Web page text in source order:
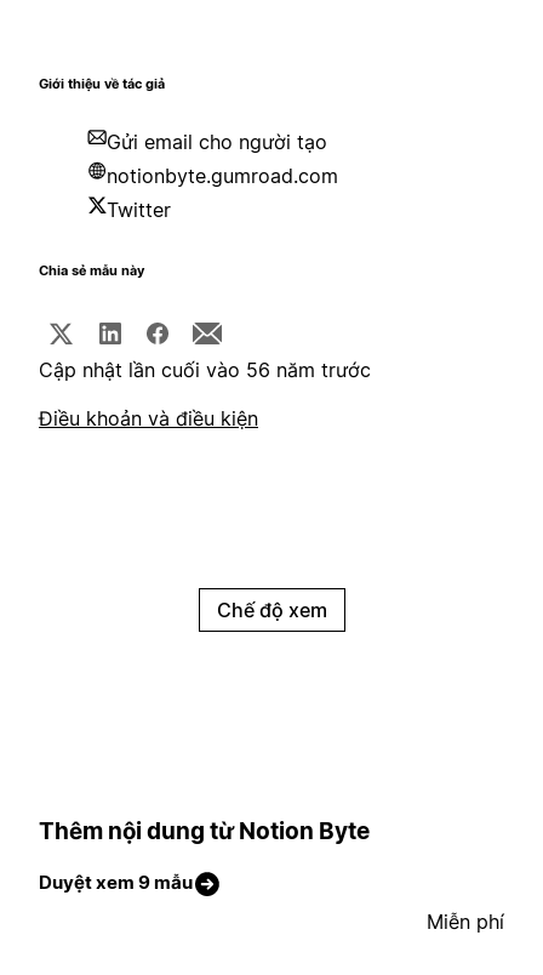
Giới thiệu về tác giả
Gửi email cho người tạo
notionbyte.gumroad.com
Twitter
Chia sẻ mẫu này
Cập nhật lần cuối vào 56 năm trước
Điều khoản và điều kiện
Chế độ xem
Thêm nội dung từ Notion Byte
Duyệt xem 9 mẫu
Miễn phí